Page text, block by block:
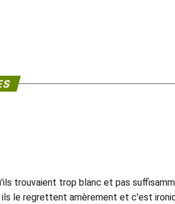
trouvaient trop blanc et pas
ils le regrettent amèrement et c'est